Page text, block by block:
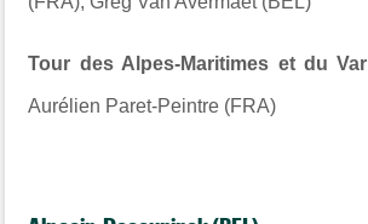
Tour des Alpes-Maritimes et du Var
Aurélien Paret-Peintre (FRA)